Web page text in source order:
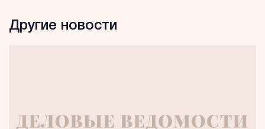
Другие новости